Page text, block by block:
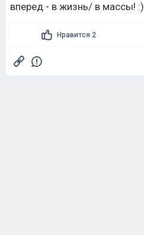
вперед - в жизнь/ в массы! :)
Нравится 2